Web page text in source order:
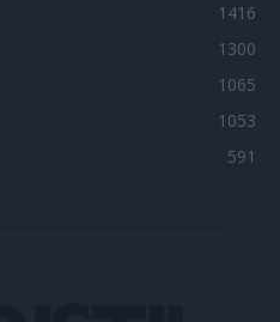
1416
1300
1065
1053
591